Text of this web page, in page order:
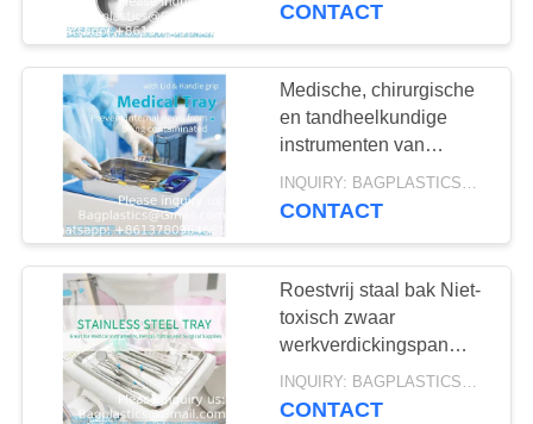
Biohazardzakken
brakenzakken
CONTACT
Medische, chirurgische
en tandheelkundige
instrumenten van
roestvrij staal
INQUIRY: BAGPLASTICS@GMAIL.COM MOQ:WhatsApp: +8613780964661
CONTACT
Roestvrij staal bak Niet-
toxisch zwaar
werkverdickingspan
Voor keukenbakken,
laboratoriuminstrument,
INQUIRY: BAGPLASTICS@GMAIL.COM MOQ:WhatsApp: +8613780964661
CONTACT